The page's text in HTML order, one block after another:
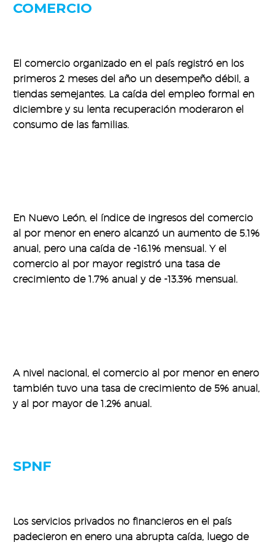
COMERCIO
El comercio organizado en el país registró en los
primeros 2 meses del año un desempeño débil, a
tiendas semejantes. La caída del empleo formal en
diciembre y su lenta recuperación moderaron el
consumo de las familias.
En Nuevo León, el índice de ingresos del comercio
al por menor en enero alcanzó un aumento de 5.1%
anual, pero una caída de -16.1% mensual. Y el
comercio al por mayor registró una tasa de
crecimiento de 1.7% anual y de -13.3% mensual.
A nivel nacional, el comercio al por menor en enero
también tuvo una tasa de crecimiento de 5% anual,
y al por mayor de 1.2% anual.
SPNF
Los servicios privados no financieros en el país
padecieron en enero una abrupta caída, luego de